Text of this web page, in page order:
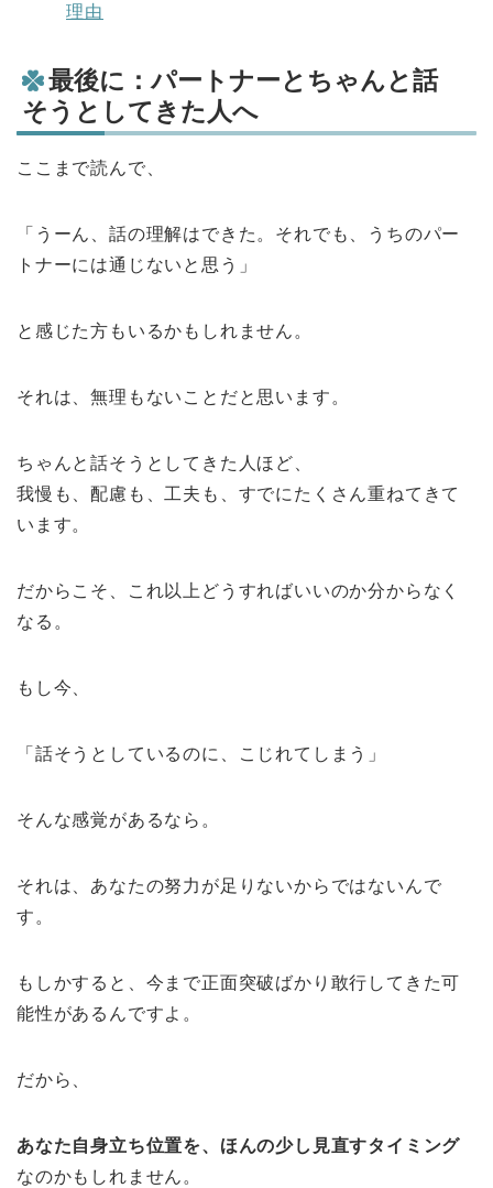
理由
最後に：パートナーとちゃんと話
そうとしてきた人へ
ここまで読んで、
「うーん、話の理解はできた。それでも、うちのパー
トナーには通じないと思う」
と感じた方もいるかもしれません。
それは、無理もないことだと思います。
ちゃんと話そうとしてきた人ほど、
我慢も、配慮も、工夫も、すでにたくさん重ねてきて
います。
だからこそ、これ以上どうすればいいのか分からなく
なる。
もし今、
「話そうとしているのに、こじれてしまう」
そんな感覚があるなら。
それは、あなたの努力が足りないからではないんで
す。
もしかすると、今まで正面突破ばかり敢行してきた可
能性があるんですよ。
だから、
あなた自身立ち位置を、ほんの少し見直すタイミング
なのかもしれません。